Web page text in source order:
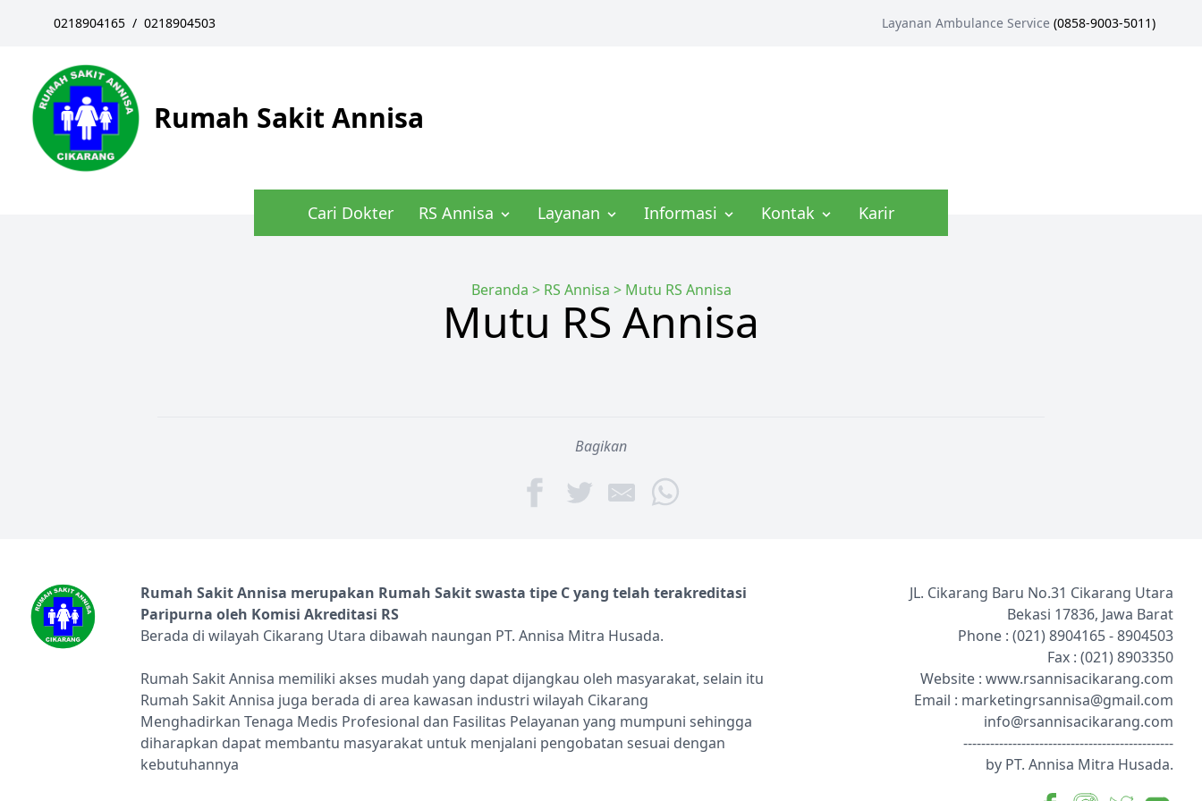
0218904165 / 0218904503 Layanan Ambulance Service (0858-9003-5011)
Rumah Sakit Annisa
Cari Dokter RS Annisa Layanan Informasi Kontak Karir
Beranda > RS Annisa > Mutu RS Annisa
Mutu RS Annisa
Bagikan
Rumah Sakit Annisa merupakan Rumah Sakit swasta tipe C yang telah terakreditasi
Paripurna oleh Komisi Akreditasi RS
Berada di wilayah Cikarang Utara dibawah naungan PT. Annisa Mitra Husada.
Rumah Sakit Annisa memiliki akses mudah yang dapat dijangkau oleh masyarakat, selain itu
Rumah Sakit Annisa juga berada di area kawasan industri wilayah Cikarang
Menghadirkan Tenaga Medis Profesional dan Fasilitas Pelayanan yang mumpuni sehingga
diharapkan dapat membantu masyarakat untuk menjalani pengobatan sesuai dengan
kebutuhannya
JL. Cikarang Baru No.31 Cikarang Utara
Bekasi 17836, Jawa Barat
Phone : (021)8904165-8904503
Fax : (021)8903350
Website : www.rsannisacikarang.com
Email : marketingrsannisa@gmail.com
info@rsannisacikarang.com
-----------------------------------------------
by PT. Annisa Mitra Husada.